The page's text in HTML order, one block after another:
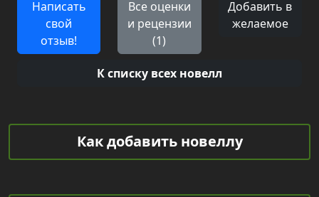
Написать
свой
отзыв!
Все оценки
и рецензии
(1)
Добавить в
желаемое
К списку всех новелл
Как добавить новеллу